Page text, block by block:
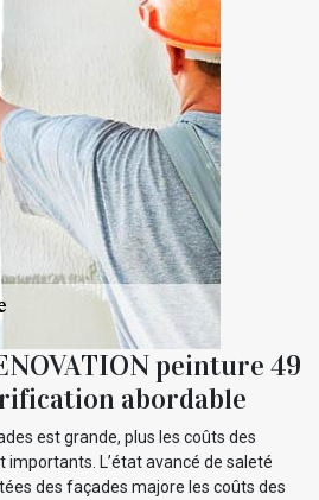
peinture 49
abordable
est grande, plus les coûts des
L’état avancé de saleté
des façades majore les coûts des